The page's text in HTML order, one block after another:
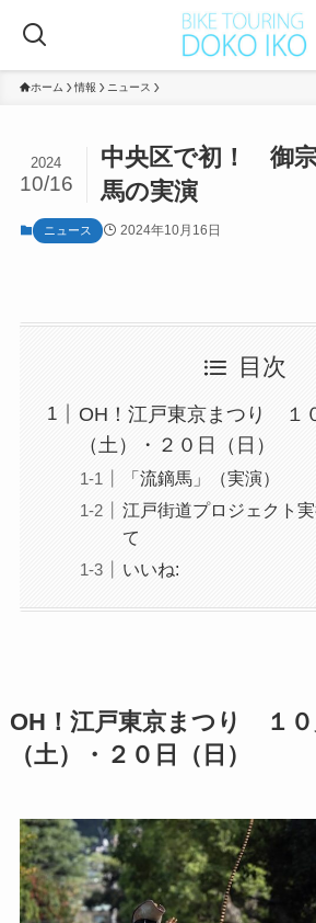
ホーム 情報 ニュース
中央区で初！ 御
馬の実演
2024
10/16
ニュース 2024年10月16日
目次
OH！江戸東京まつり １
（土）・２０日（日）
「流鏑馬」（実演）
江戸街道プロジェクト
て
いいね:
OH！江戸東京まつり １０
（土）・２０日（日）